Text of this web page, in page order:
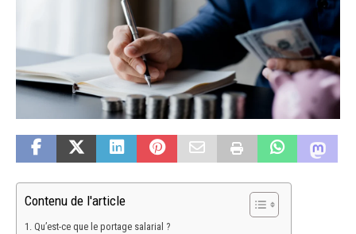
Contenu de l'article
Qu’est-ce que le portage salarial ?